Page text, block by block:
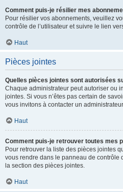
Comment puis-je résilier mes
Pour résilier vos abonnements, veuillez
contrôle de l’utilisateur et suivre le lien
Haut
Pièces jointes
Quelles pièces jointes sont autorisées
Chaque administrateur peut autoriser ou
jointes. Si vous n’êtes pas certain de
vous invitons à contacter un
Haut
Comment puis-je retrouver toutes mes
Pour retrouver la liste des pièces jointes
vous rendre dans le panneau de contrôle
la section des pièces jointes.
Haut